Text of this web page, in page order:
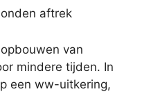
aftrek
van
mindere tijden. In
een ww-uitkering,